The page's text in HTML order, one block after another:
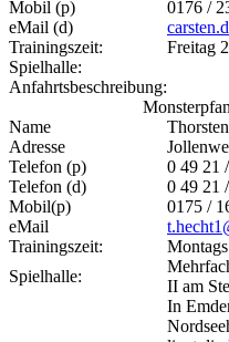
Mobil (p)
0176 /
eMail (d)
Trainingszeit:
Freitag
Spielhalle:
Anfahrtsbeschreibung:
Name
Adresse
Telefon (p)
0 49 21
Telefon (d)
0 49 21
Mobil(p)
0175 /
eMail
Trainingszeit:
Spielhalle:
II am
In